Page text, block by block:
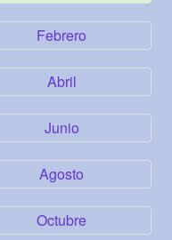
Febrero
Abril
Junio
Agosto
Octubre